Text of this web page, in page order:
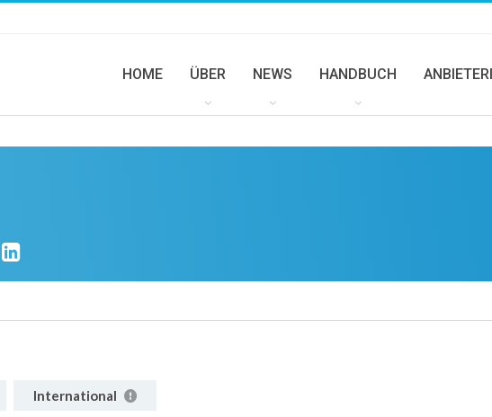
HOME ÜBER NEWS HANDBUCH
International